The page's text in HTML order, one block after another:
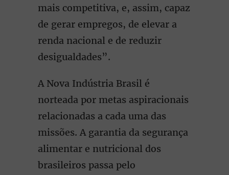
mais competitiva, e, assim, capaz
de gerar empregos, de elevar a
renda nacional e de reduzir
desigualdades”.
A Nova Indústria Brasil é
norteada por metas aspiracionais
relacionadas a cada uma das
missões. A garantia da segurança
alimentar e nutricional dos
brasileiros passa pelo